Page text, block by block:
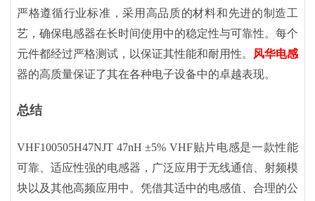
严格遵循行业标准，采用高品质的材料和先进的制造工
艺，确保电感器在长时间使用中的稳定性与可靠性。每个
元件都经过严格测试，以保证其性能和耐用性。
风华电感
器的高质量保证了其在各种电子设备中的卓越表现。
总结
VHF100505H47NJT 47nH ±5% VHF贴片电感是一款性能
可靠、适应性强的电感器，广泛应用于无线通信、射频模
块以及其他高频应用中。凭借其适中的电感值、合理的公